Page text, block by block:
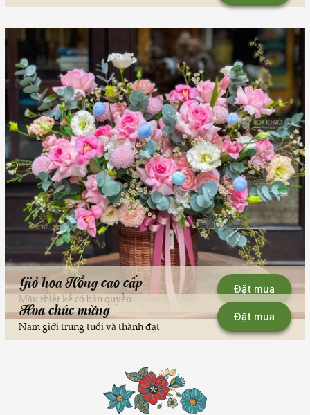
Giỏ hoa Hồng cao cấp Đặt mua
Mẫu thiết kế có bản quyền
Hoa chúc mừng Đặt mua
Nam giới trung tuổi và thành đạt